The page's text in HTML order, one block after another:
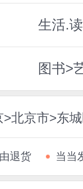
生活.
图书>
>北京市>东
退货 当当